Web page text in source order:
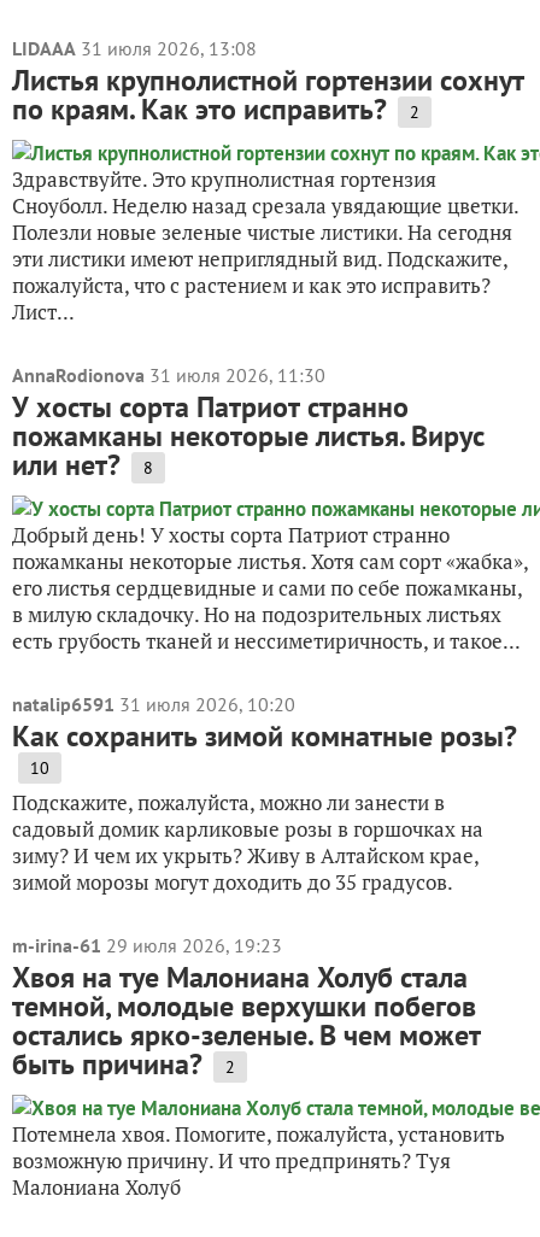
LIDAAA 31 июля 2026, 13:08
Листья крупнолистной гортензии сохнут
по краям. Как это исправить? 2
Здравствуйте. Это крупнолистная гортензия
Сноуболл. Неделю назад срезала увядающие цветки.
Полезли новые зеленые чистые листики. На сегодня
эти листики имеют неприглядный вид. Подскажите,
пожалуйста, что с растением и как это исправить?
Лист...
AnnaRodionova 31 июля 2026, 11:30
У хосты сорта Патриот странно
пожамканы некоторые листья. Вирус
или нет? 8
Добрый день! У хосты сорта Патриот странно
пожамканы некоторые листья. Хотя сам сорт «жабка»,
его листья сердцевидные и сами по себе пожамканы,
в милую складочку. Но на подозрительных листьях
есть грубость тканей и нессиметиричность, и такое...
natalip6591 31 июля 2026, 10:20
Как сохранить зимой комнатные розы?
10
Подскажите, пожалуйста, можно ли занести в
садовый домик карликовые розы в горшочках на
зиму? И чем их укрыть? Живу в Алтайском крае,
зимой морозы могут доходить до 35 градусов.
m-irina-61 29 июля 2026, 19:23
Хвоя на туе Малониана Холуб стала
темной, молодые верхушки побегов
остались ярко-зеленые. В чем может
быть причина? 2
Потемнела хвоя. Помогите, пожалуйста, установить
возможную причину. И что предпринять? Туя
Малониана Холуб